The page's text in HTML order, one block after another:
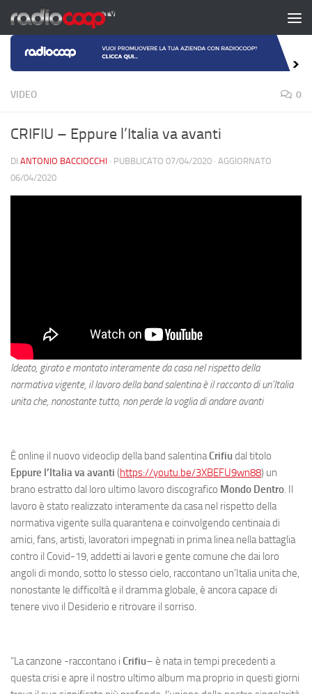
Salta al contenuto
VIDEO 0
CRIFIU – Eppure l’Italia va avanti
DI ANTONIO BACCIOCCHI · PUBBLICATO 07/04/2020 · AGGIORNATO
06/04/2020
Ideato, girato e montato interamente da casa nel rispetto della
normativa vigente, il lavoro della band salentina è il racconto di un’Italia
unita che, nonostante tutto, non perde la voglia di andare avanti
È online il nuovo videoclip della band salentinaCrifiudal titolo
Eppure l’Italia va avanti (https://youtu.be/3XBEFU9wn88) un
brano estratto dal loro ultimo lavoro discografico Mondo Dentro. Il
lavoro è stato realizzato interamente da casa nel rispetto della
normativa vigente sulla quarantena e coinvolgendo centinaia di
amici, fans, artisti, lavoratori impegnati in prima linea nella battaglia
contro il Covid-19, addetti ai lavori e gente comune che dai loro
angoli di mondo, sotto lo stesso cielo, raccontano un’Italia unita che,
nonostante le difficoltà e il dramma globale, è ancora capace di
tenere vivo il Desiderio e ritrovare il sorriso.
“La canzone -raccontano i Crifiu– è nata in tempi precedenti a
questa crisi e apre il nostro ultimo album ma proprio in questi giorni